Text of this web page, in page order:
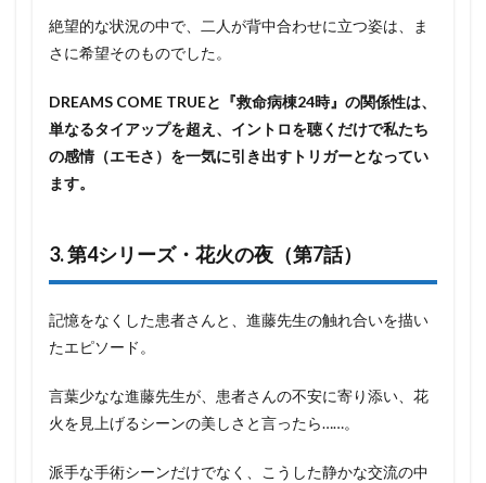
絶望的な状況の中で、二人が背中合わせに立つ姿は、ま
さに希望そのものでした。
DREAMS COME TRUEと『救命病棟24時』の関係性は、
単なるタイアップを超え、イントロを聴くだけで私たち
の感情（エモさ）を一気に引き出すトリガーとなってい
ます。
3. 第4シリーズ・花火の夜（第7話）
記憶をなくした患者さんと、進藤先生の触れ合いを描い
たエピソード。
言葉少なな進藤先生が、患者さんの不安に寄り添い、花
火を見上げるシーンの美しさと言ったら……。
派手な手術シーンだけでなく、こうした静かな交流の中